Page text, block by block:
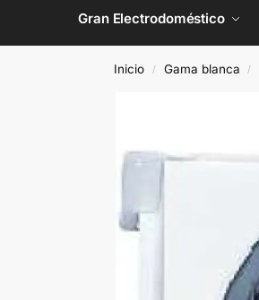
Gran Electrodoméstico
Inicio / Gama blanca /